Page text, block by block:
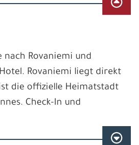
nach Rovaniemi und
Rovaniemi liegt direkt
die offizielle Heimatstadt
Check-In und